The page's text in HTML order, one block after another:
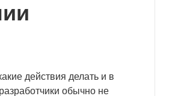
действия делать и в
обычно не